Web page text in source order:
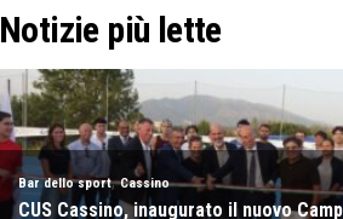
Notizie più lette